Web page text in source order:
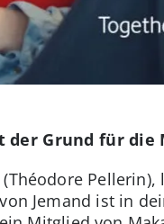
Grund für die
Pellerin),
Jemand ist in